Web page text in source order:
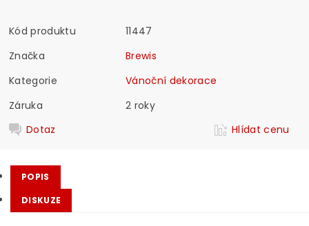
Kód produktu
11447
Značka
Brewis
Kategorie
Vánoční dekorace
Záruka
2 roky
Dotaz
Hlídat cenu
POPIS
DISKUZE